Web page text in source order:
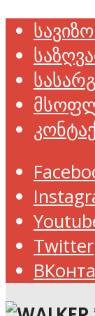
Twitter